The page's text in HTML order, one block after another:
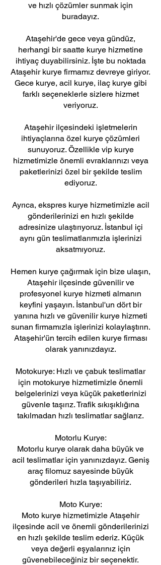
ve hızlı çözümler sunmak için
buradayız.
Ataşehir'de gece veya gündüz,
herhangi bir saatte kurye hizmetine
ihtiyaç duyabilirsiniz. İşte bu noktada
Ataşehir kurye firmamız devreye giriyor.
Gece kurye, acil kurye, ilaç kurye gibi
farklı seçeneklerle sizlere hizmet
veriyoruz.
Ataşehir ilçesindeki işletmelerin
ihtiyaçlarına özel kurye çözümleri
sunuyoruz. Özellikle vip kurye
hizmetimizle önemli evraklarınızı veya
paketlerinizi özel bir şekilde teslim
ediyoruz.
Ayrıca, ekspres kurye hizmetimizle acil
gönderilerinizi en hızlı şekilde
adresinize ulaştırıyoruz. İstanbul içi
aynı gün teslimatlarımızla işlerinizi
aksatmıyoruz.
Hemen kurye çağırmak için bize ulaşın,
Ataşehir ilçesinde güvenilir ve
profesyonel kurye hizmeti almanın
keyfini yaşayın. İstanbul'un dört bir
yanına hızlı ve güvenilir kurye hizmeti
sunan firmamızla işlerinizi kolaylaştırın.
Ataşehir'ün tercih edilen kurye firması
olarak yanınızdayız.
Motokurye: Hızlı ve çabuk teslimatlar
için motokurye hizmetimizle önemli
belgelerinizi veya küçük paketlerinizi
güvenle taşırız. Trafik sıkışıklığına
takılmadan hızlı teslimatlar sağlarız.
Motorlu Kurye:
Motorlu kurye olarak daha büyük ve
acil teslimatlar için yanınızdayız. Geniş
araç filomuz sayesinde büyük
gönderileri hızla taşıyabiliriz.
Moto Kurye:
Moto kurye hizmetimizle Ataşehir
ilçesinde acil ve önemli gönderilerinizi
en hızlı şekilde teslim ederiz. Küçük
veya değerli eşyalarınız için
güvenebileceğiniz bir seçenektir.